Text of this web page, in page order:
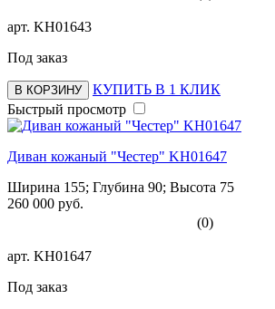
арт. KH01643
Под заказ
В КОРЗИНУ
КУПИТЬ В 1 КЛИК
Быстрый просмотр
Диван кожаный "Честер" KH01647
Ширина 155; Глубина 90; Высота 75
260 000 руб.
(0)
арт. KH01647
Под заказ